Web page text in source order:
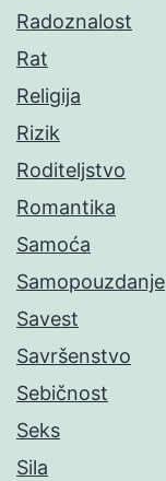
Radoznalost
Rat
Religija
Rizik
Roditeljstvo
Romantika
Samoća
Samopouzdanje
Savest
Savršenstvo
Sebičnost
Seks
Sila